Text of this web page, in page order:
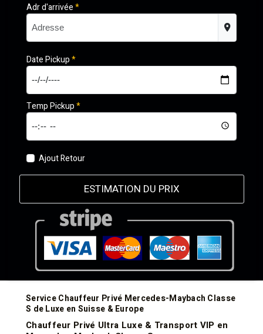
Adr d'arrivée*
Date Pickup*
Temp Pickup*
Ajout Retour
ESTIMATION DU PRIX
Service Chauffeur Privé Mercedes-Maybach Classe
S de Luxe en Suisse & Europe
Chauffeur Privé Ultra Luxe & Transport VIP en